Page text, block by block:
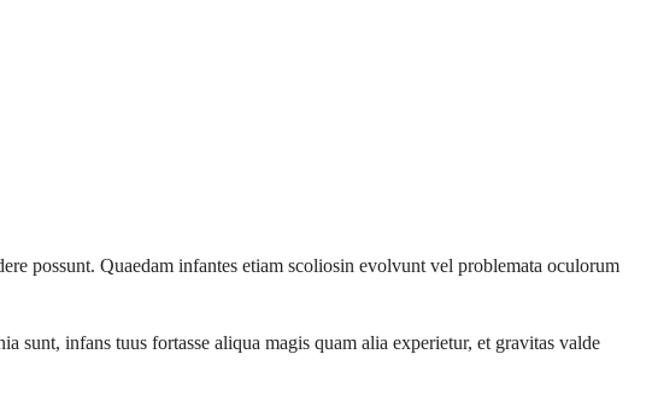
possunt. Quaedam infantes etiam scoliosin evolvunt vel problemata oculorum
sunt, infans tuus fortasse aliqua magis quam alia experietur, et gravitas valde